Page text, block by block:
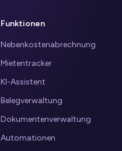
Funktionen
Nebenkostenabrechnung
Mietentracker
KI-Assistent
Belegverwaltung
Dokumentenverwaltung
Automationen